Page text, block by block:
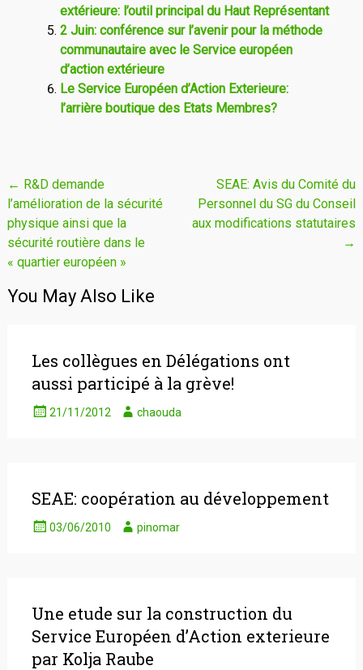
extérieure: l’outil principal du Haut Représentant
2 Juin: conférence sur l’avenir pour la méthode
communautaire avec le Service européen
d’action extérieure
Le Service Européen d’Action Exterieure:
l’arrière boutique des Etats Membres?
Navigation
de
l'article
← R&D demande
l’amélioration de la sécurité
physique ainsi que la
sécurité routière dans le
« quartier européen »
SEAE: Avis du Comité du
Personnel du SG du Conseil
aux modifications statutaires
→
You May Also Like
Les collègues en Délégations ont
aussi participé à la grève!
21/11/2012 chaouda
SEAE: coopération au développement
03/06/2010 pinomar
Une etude sur la construction du
Service Européen d’Action exterieure
par Kolja Raube